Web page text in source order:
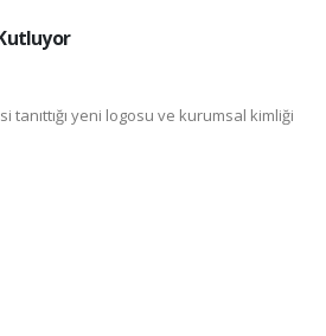
tanıttığı yeni logosu ve kurumsal kimliği